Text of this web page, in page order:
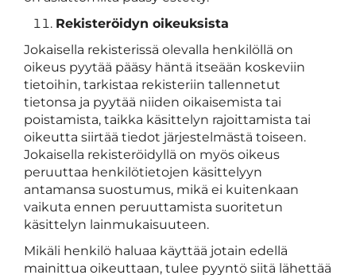
Rekisteröidyn oikeuksista
Jokaisella rekisterissä olevalla henkilöllä on
oikeus pyytää pääsy häntä itseään koskeviin
tietoihin, tarkistaa rekisteriin tallennetut
tietonsa ja pyytää niiden oikaisemista tai
poistamista, taikka käsittelyn rajoittamista tai
oikeutta siirtää tiedot järjestelmästä toiseen.
Jokaisella rekisteröidyllä on myös oikeus
peruuttaa henkilötietojen käsittelyyn
antamansa suostumus, mikä ei kuitenkaan
vaikuta ennen peruuttamista suoritetun
käsittelyn lainmukaisuuteen.
Mikäli henkilö haluaa käyttää jotain edellä
mainittua oikeuttaan, tulee pyyntö siitä lähettää